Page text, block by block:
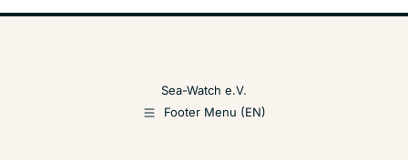
Sea-Watch e.V.
Footer Menu (EN)